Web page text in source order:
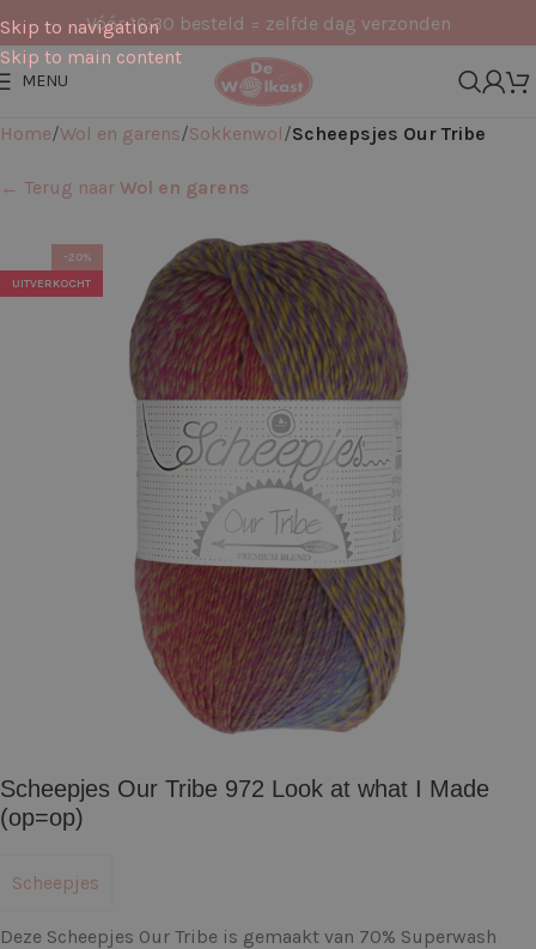
Skip to navigation
Skip to main content
Vóór 16:30 besteld = zelfde dag verzonden
MENU
Home Wol en garens Sokkenwol Scheepsjes Our Tribe
← Terug naar Wol en garens
-20%
UITVERKOCHT
Scheepjes Our Tribe 972 Look at what I Made
(op=op)
Scheepjes
Deze Scheepjes Our Tribe is gemaakt van 70% Superwash